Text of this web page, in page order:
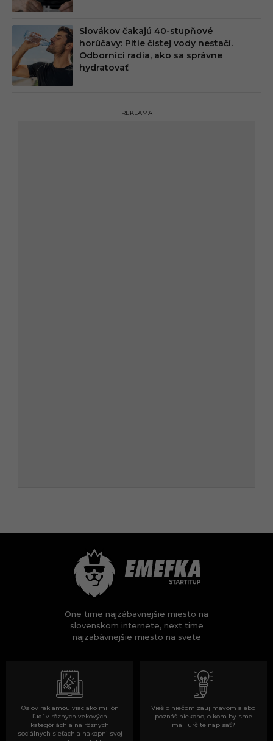
Slovákov čakajú 40-stupňové
horúčavy: Pitie čistej vody nestačí.
Odborníci radia, ako sa správne
hydratovať
REKLAMA
One time najzábavnejšie miesto na
slovenskom internete, next time
najzabávnejšie miesto na svete
Oslov reklamou viac ako milión
ľudí v rôznych vekových
kategóriách a na rôznych
sociálnych sieťach a nakopni svoj
Vieš o niečom zaujímavom alebo
poznáš niekoho, o kom by sme
mali určite napísať?